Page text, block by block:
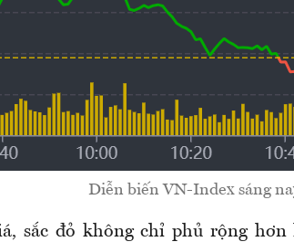
Diễn biến VN-Index sáng
sắc đỏ không chỉ phủ rộng